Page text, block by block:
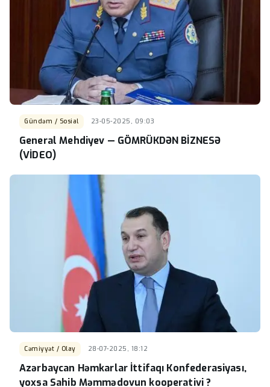
Gündəm / Sosial 23-05-2025, 09:03
General Mehdiyev — GÖMRÜKDƏN BİZNESƏ
(VİDEO)
Cəmiyyət / Olay 28-07-2025, 18:12
Azərbaycan Həmkarlar İttifaqı Konfederasiyası,
yoxsa Sahib Məmmədovun kooperativi ?